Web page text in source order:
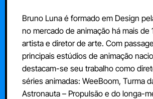
Bruno Luna é formado em Design
no mercado de animação há mais de
artista e diretor de arte. Com
principais estúdios de animação
destacam-se seu trabalho como
séries animadas: WeeBoom, Turma
Astronauta – Propulsão e do longa-